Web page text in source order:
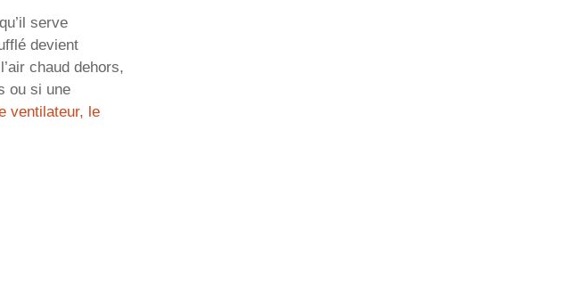
serve
devient
chaud dehors,
ou si une
ventilateur, le